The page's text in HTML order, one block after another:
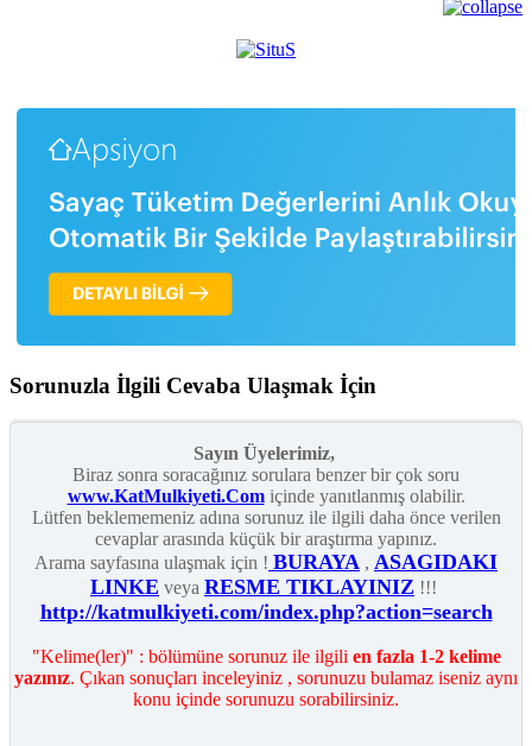
Sorunuzla İlgili Cevaba Ulaşmak İçin
Sayın Üyelerimiz,
Biraz sonra soracağınız sorulara benzer bir çok soru
www.KatMulkiyeti.Comiçinde yanıtlanmış olabilir.
Lütfen beklememeniz adına sorunuz ile ilgili daha önce verilen
cevaplar arasında küçük bir araştırma yapınız.
Arama sayfasına ulaşmak için ! BURAYA , ASAGIDAKI
LINKE veya RESME TIKLAYINIZ !!!
http://katmulkiyeti.com/index.php?action=search
"Kelime(ler)" : bölümüne sorunuz ile ilgili en fazla 1-2 kelime
yazınız. Çıkan sonuçları inceleyiniz , sorunuzu bulamaz iseniz aynı
konu içinde sorunuzu sorabilirsiniz.